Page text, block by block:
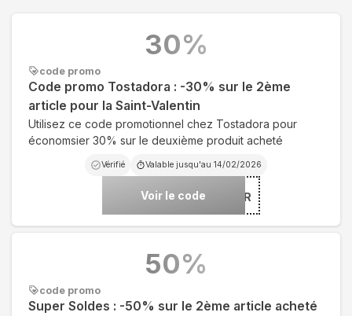
code promo
Code promo Tostadora : -30% sur le 2ème
article pour la Saint-Valentin
Utilisez ce code promotionnel chez Tostadora pour
économsier 30% sur le deuxième produit acheté
Vérifié Valable jusqu'au 14/02/2026
Voir le code ***UR
30%
code promo
Super Soldes : -50% sur le 2ème article acheté
50%